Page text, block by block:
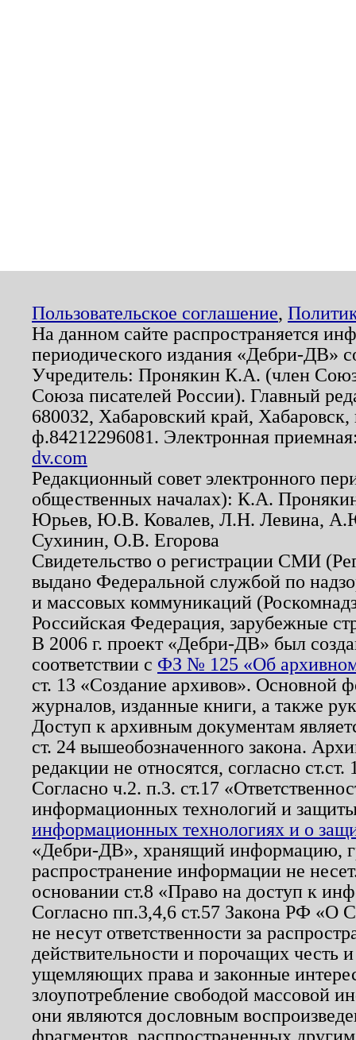
Пользовательское соглашение,
На данном сайте распространяется
периодического издания «Дебри-ДВ»
Учредитель: Пронякин К.А. (член
Союза писателей России). Главный
680032, Хабаровский край,
ф.84212296081. Электронная
dv.com
Редакционный совет электронного
общественных началах): К.А.
Юрьев, Ю.В. Ковалев, Л.Н. Левина,
Сухинин, О.В. Егорова
Свидетельство о регистрации СМИ
выдано Федеральной службой по
и массовых коммуникаций
Российская Федерация, зарубежные
В 2006 г. проект «Дебри-ДВ» был
соответствии с ФЗ № 125 «Об
ст. 13 «Создание архивов». Основной
журналов, изданные книги, а также
Доступ к архивным документам
ст. 24 вышеобозначенного закона.
редакции не относятся, согласно
Согласно ч.2. п.3. ст.17
информационных технологий и
информационных технологиях и о
«Дебри-ДВ», хранящий информацию,
распространение информации не
основании ст.8 «Право на доступ к
Согласно пп.3,4,6 ст.57 Закона РФ «О
не несут ответственности за
действительности и порочащих честь
ущемляющих права и законные
злоупотребление свободой массовой
они являются дословным
фрагментов, распространенных